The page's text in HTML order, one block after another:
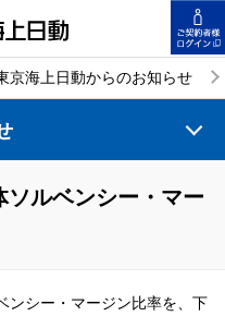
京海上日動からのお知らせ
ルベンシー・マー
ンシー・マージン比率を、下